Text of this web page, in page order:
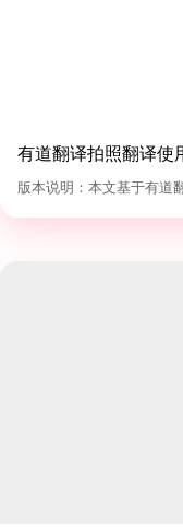
有道翻译拍照翻译使
（2026版）
版本说明：本文基于有道